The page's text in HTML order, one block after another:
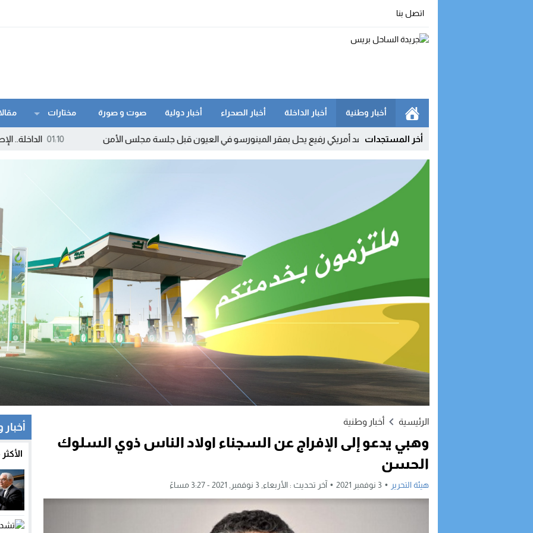
اتصل بنا
أخبار وطنية أخبار الداخلة أخبار الصحراء أخبار دولية صوت و صورة مختارات
أخر المستجدات 01:10 الداخلة.. الإطاحة بمروج وفد أمريكي رفيع يحل بمقر المينورسو في العيون قبل جلسة مجلس الأمن
الرئيسية أخبار وطنية
وهبي يدعو إلى الإفراج عن السجناء اولاد الناس ذوي السلوك
الحسن
هيئة التحرير 3 نوفمبر 2021 آخر تحديث : الأربعاء, 3 نوفمبر, 2021 - 3:27 مساءً